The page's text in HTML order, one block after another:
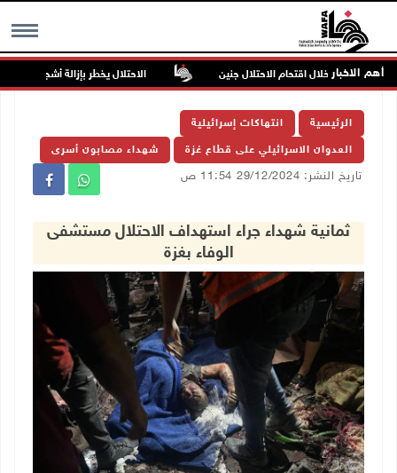
MENU أهم الاخبار
والاعتداء خلال اقتحام الاحتلال جنين الاحتلال يخطر بإزالة أشجار زيتون
الرئيسية انتهاكات إسرائيلية
العدوان الاسرائيلي على قطاع غزة شهداء مصابون أسرى
تاريخ النشر: 29/12/2024 11:54 ص
ثمانية شهداء جراء استهداف الاحتلال مستشفى
الوفاء بغزة